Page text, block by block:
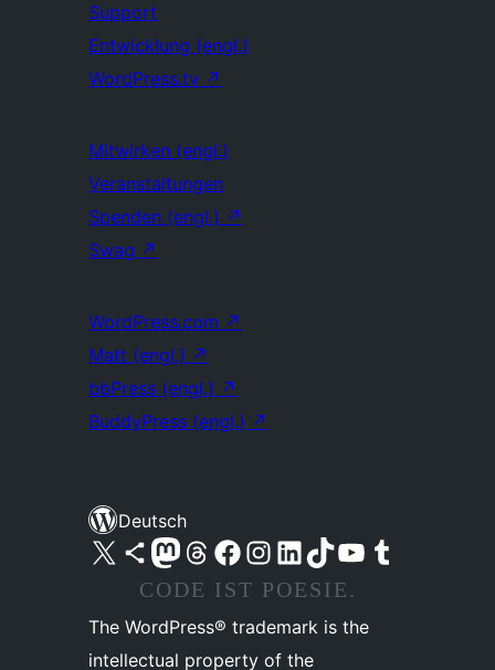
Support
Entwicklung (engl.)
WordPress.tv ↗
Mitwirken (engl.)
Veranstaltungen
Spenden (engl.) ↗
Swag ↗
WordPress.com ↗
Matt (engl.) ↗
bbPress (engl.) ↗
BuddyPress (engl.) ↗
Deutsch
Unser X-Konto (früher Twitter) besuchen
Unser Bluesky-Konto besuchen
Unser Mastodon-Konto besuchen
Unser Threads-Konto besuchen
Unsere Facebook-Seite besuchen
Unser Instagram-Konto besuchen
Unser LinkedIn-Konto besuchen
Unser TikTok-Konto besuchen
Unseren YouTube-Kanal besuchen
Unser Tumblr-Konto besuchen
CODE IST POESIE.
The WordPress® trademark is the
intellectual property of the